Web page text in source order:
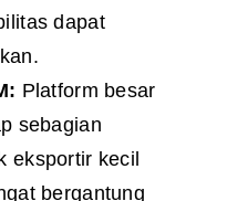
dapat
: Platform besar
sebagian
eksportir kecil
bergantung